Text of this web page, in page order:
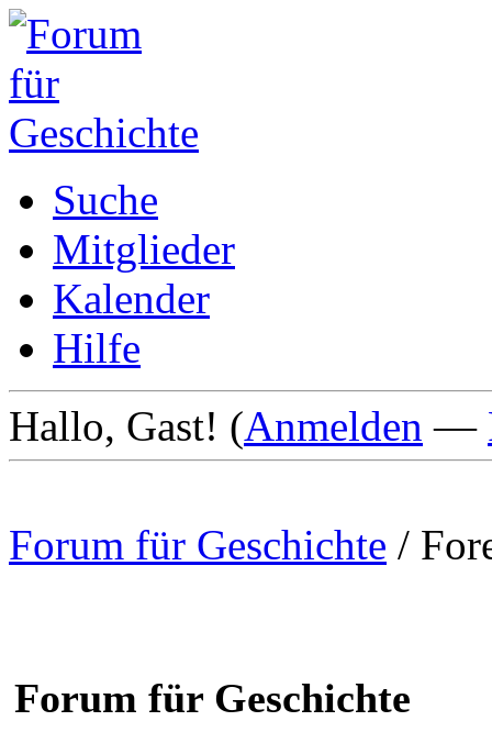
Suche
Mitglieder
Kalender
Hilfe
Hallo, Gast! (Anmelden —
Forum für Geschichte /
Forum für Geschichte